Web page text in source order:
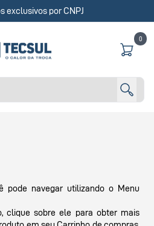
exclusivos por CNPJ
0
pode navegar utilizando o Menu
clique sobre ele para obter mais